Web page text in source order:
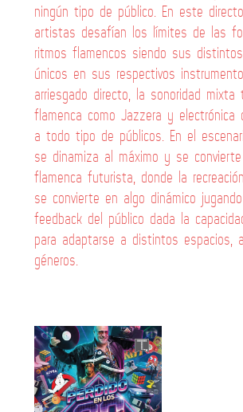
ningún tipo de público. En este
artistas desafían los límites de las
ritmos flamencos siendo sus
únicos en sus respectivos
arriesgado directo, la sonoridad mixta
flamenca como Jazzera y electrónica
a todo tipo de públicos. En el
se dinamiza al máximo y se
flamenca futurista, donde la
se convierte en algo dinámico
feedback del público dada la
para adaptarse a distintos espacios,
géneros.